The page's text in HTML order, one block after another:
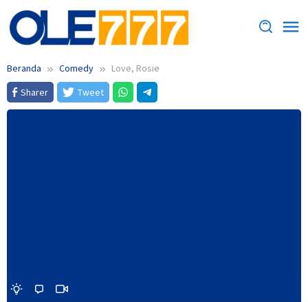
Loncat
ke
konten
Beranda Comedy
Love, Rosie
Sharer
Tweet